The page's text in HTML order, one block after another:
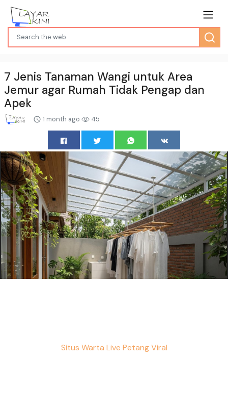
7 Jenis Tanaman Wangi untuk Area
Jemur agar Rumah Tidak Pengap dan
Apek
1 month ago 45
Situs Warta Live Petang Viral